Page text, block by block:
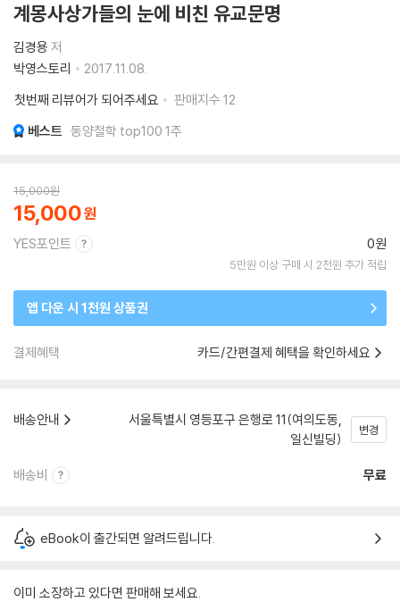
계몽사상가들의 눈에 비친 유교문명
김경용 저
박영스토리
2017.11.08.
첫번째 리뷰어가 되어주세요
판매지수 12
베스트 동양철학 top100 1주
15,000원
15,000
YES포인트 0원
5만원 이상 구매 시 2천원 추가 적립
앱 다운 시 1천원 상품권
결제혜택 카드/간편결제 혜택을 확인하세요
배송안내
서울특별시 영등포구 은행로 11(여의도동,
일신빌딩)
변경
배송비 무료
eBook이 출간되면 알려드립니다.
이미 소장하고 있다면 판매해 보세요.